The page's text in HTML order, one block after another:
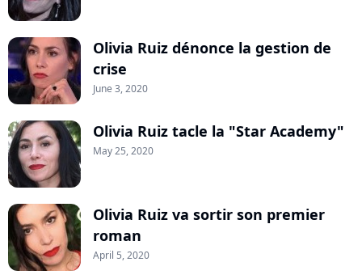
Olivia Ruiz dénonce la gestion de
crise
June 3, 2020
Olivia Ruiz tacle la "Star Academy"
May 25, 2020
Olivia Ruiz va sortir son premier
roman
April 5, 2020